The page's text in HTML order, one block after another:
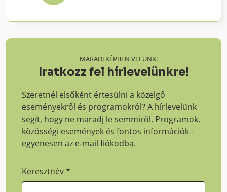
MARADJ KÉPBEN VELÜNK!
Iratkozz fel hírlevelünkre!
Szeretnél elsőként értesülni a közelgő
eseményekről és programokról? A hírlevelünk
segít, hogy ne maradj le semmiről. Programok,
közösségi események és fontos információk -
egyenesen az e-mail fiókodba.
Keresztnév*